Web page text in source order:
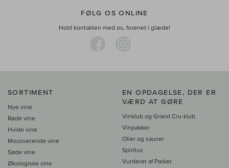
FØLG OS ONLINE
Hold kontakten med os, forenet i glæde!
SORTIMENT
Nye vine
Røde vine
Hvide vine
Mousserende vine
Søde vine
Økologiske vine
EN OPDAGELSE, DER ER
VÆRD AT GØRE
Vinklub og Grand Cru-klub
Vinpakker
Olier og saucer
Spiritus
Vurderet af Parker